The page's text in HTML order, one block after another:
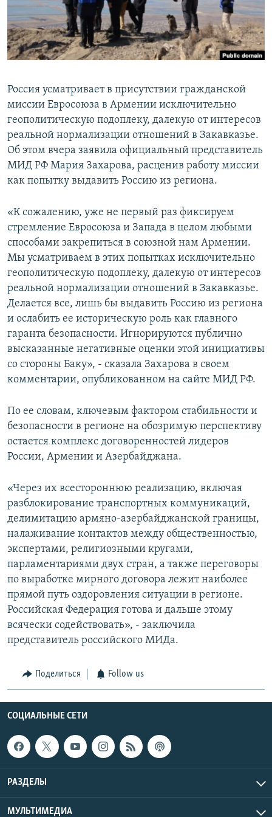
Հայերեն
English
Все сайты Радио Азатутюн
Россия усматривает в присутствии гражданской
миссии Евросоюза в Армении исключительно
геополитическую подоплеку, далекую от интересов
реальной нормализации отношений в Закавказье.
Об этом вчера заявила официальный представитель
МИД РФ Мария Захарова, расценив работу миссии
как попытку выдавить Россию из региона.
«К сожалению, уже не первый раз фиксируем
стремление Евросоюза и Запада в целом любыми
способами закрепиться в союзной нам Армении.
Мы усматриваем в этих попытках исключительно
геополитическую подоплеку, далекую от интересов
реальной нормализации отношений в Закавказье.
Делается все, лишь бы выдавить Россию из региона
и ослабить ее историческую роль как главного
гаранта безопасности. Игнорируются публично
высказанные негативные оценки этой инициативы
со стороны Баку», - сказала Захарова в своем
комментарии, опубликованном на сайте МИД РФ.
По ее словам, ключевым фактором стабильности и
безопасности в регионе на обозримую перспективу
остается комплекс договоренностей лидеров
России, Армении и Азербайджана.
«Через их всестороннюю реализацию, включая
разблокирование транспортных коммуникаций,
делимитацию армяно-азербайджанской границы,
налаживание контактов между общественностью,
экспертами, религиозными кругами,
парламентариями двух стран, а также переговоры
по выработке мирного договора лежит наиболее
прямой путь оздоровления ситуации в регионе.
Российская Федерация готова и дальше этому
всячески содействовать», - заключила
представитель российского МИДа.
Поделиться Follow us
СОЦИАЛЬНЫЕ СЕТИ
РАЗДЕЛЫ
МУЛЬТИМЕДИА